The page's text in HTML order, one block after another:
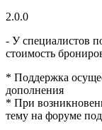
2.0.0
- У специалистов
стоимость
* Поддержка
дополнения
* При
тему на форуме